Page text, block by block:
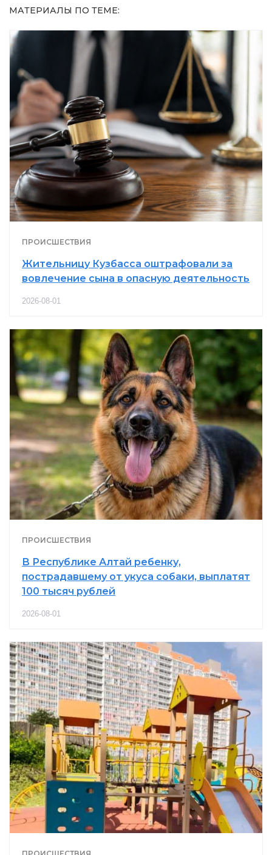
МАТЕРИАЛЫ ПО ТЕМЕ:
ПРОИСШЕСТВИЯ
Жительницу Кузбасса оштрафовали за
вовлечение сына в опасную деятельность
2026-08-01
ПРОИСШЕСТВИЯ
В Республике Алтай ребенку,
пострадавшему от укуса собаки, выплатят
100 тысяч рублей
2026-08-01